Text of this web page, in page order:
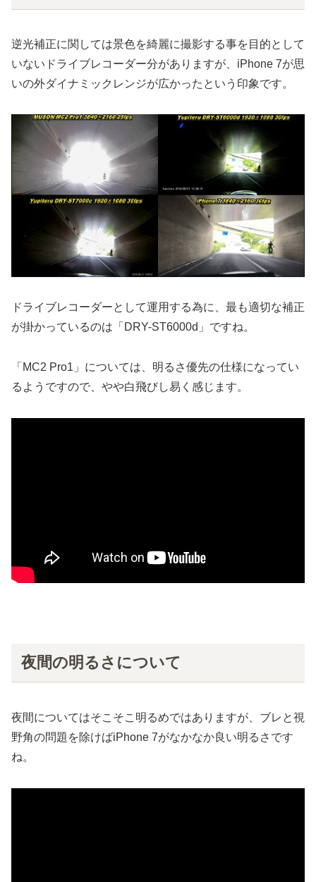
逆光補正に関しては景色を綺麗に撮影する事を目的として
いないドライブレコーダー分がありますが、iPhone 7が思
いの外ダイナミックレンジが広かったという印象です。
ドライブレコーダーとして運用する為に、最も適切な補正
が掛かっているのは「DRY-ST6000d」ですね。
「MC2 Pro1」については、明るさ優先の仕様になってい
るようですので、やや白飛びし易く感じます。
夜間の明るさについて
夜間についてはそこそこ明るめではありますが、ブレと視
野角の問題を除けばiPhone 7がなかなか良い明るさです
ね。